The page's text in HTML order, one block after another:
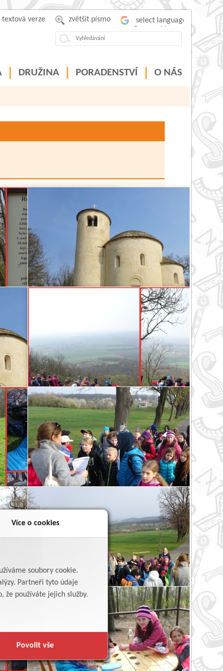
Více o cookies
soubory cookie.
Partneři tyto údaje
že používáte jejich služby.
Povolit vše
zvětšit písmo
textová verze
DRUŽINA PORADENSTVÍ O NÁS